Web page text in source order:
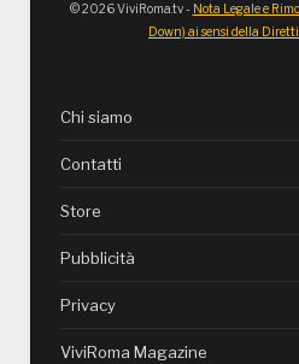
© 2026 ViviRoma.tv - Nota Legale e
Down) ai sensi della
Chi siamo
Contatti
Store
Pubblicità
Privacy
ViviRoma Magazine